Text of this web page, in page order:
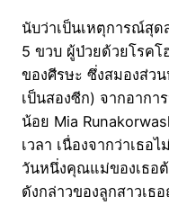
นับว่าเป็นเหตุการณ์สุด
5 ขวบ ผู้ป่วยด้วยโรคโ
ของศีรษะ ซึ่งสมองส่ว
เป็นสองซีก) จากอากา
น้อย Mia
เวลา เนื่องจากว่าเธอ
วันหนึ่งคุณแม่ของเธอต้
ดังกล่าวของลูกสาวเธ